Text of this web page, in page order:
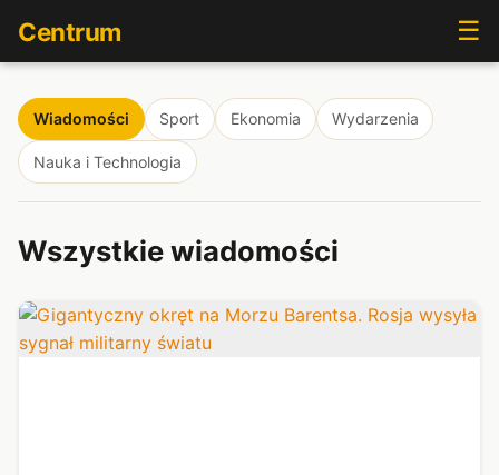
Centrum ☰
Wiadomości Sport Ekonomia Wydarzenia
Nauka i Technologia
Wszystkie wiadomości